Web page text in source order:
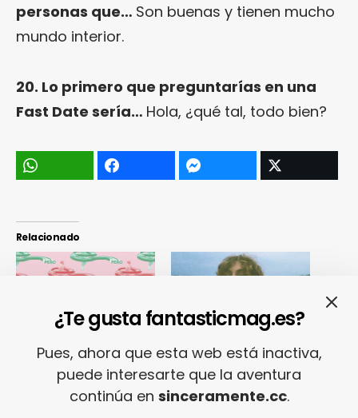
personas que… Son buenas y tienen mucho
mundo interior.
20. Lo primero que preguntarías en una
Fast Date sería… Hola, ¿qué tal, todo bien?
Relacionado
Parquesvr, Jarvis Cocker,
Lola Índigo, Gorillaz, Le
españolas que deberías
escuchar ahora mismo
(La Nueva Carne #11)
¿Te gusta fantasticmag.es?
Pues, ahora que esta web está inactiva,
puede interesarte que la aventura
continúa en sinceramente.cc.